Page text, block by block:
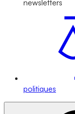
newsletters
politiques